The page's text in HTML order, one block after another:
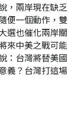
，兩岸現在缺乏
便一個動作，雙
選也催化兩岸關
來中美之戰可能
：台灣將替美國
義？台灣打這場